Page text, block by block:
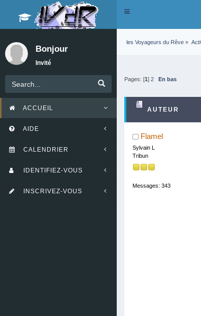
Toggle
Bonjour
Invité
ACCUEIL
AIDE
CALENDRIER
IDENTIFIEZ-VOUS
INSCRIVEZ-VOUS
les Voyageurs du Rêve »
Pages: [1] 2 En bas
AUTEUR
Flamel
Sylvain L
Tribun
Messages: 343